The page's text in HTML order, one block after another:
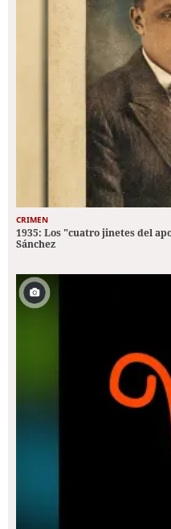
CRIMEN
1935: Los "cuatro jinetes del
Sánchez